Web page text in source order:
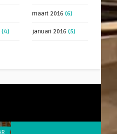
maart 2016 (6)
(4) januari 2016 (5)